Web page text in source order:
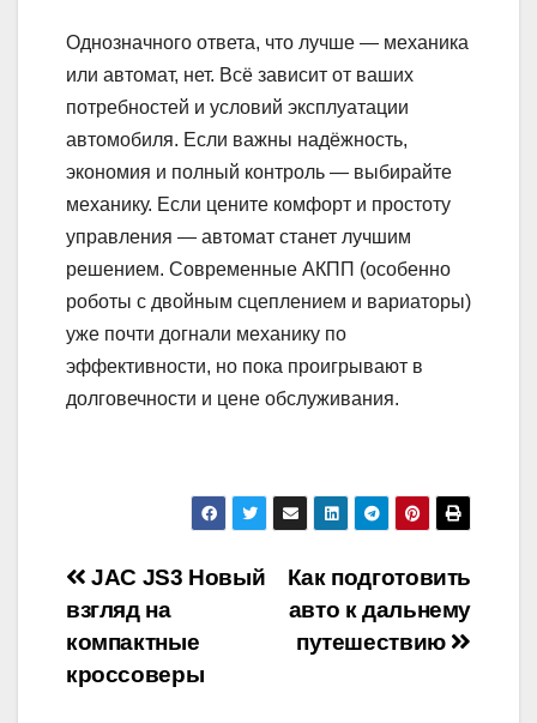
Однозначного ответа, что лучше — механика
или автомат, нет. Всё зависит от ваших
потребностей и условий эксплуатации
автомобиля. Если важны надёжность,
экономия и полный контроль — выбирайте
механику. Если цените комфорт и простоту
управления — автомат станет лучшим
решением. Современные АКПП (особенно
роботы с двойным сцеплением и вариаторы)
уже почти догнали механику по
эффективности, но пока проигрывают в
долговечности и цене обслуживания.
Навигация
по
записям
Как подготовить
авто к дальнему
путешествию
JAC JS3 Новый
взгляд на
компактные
кроссоверы